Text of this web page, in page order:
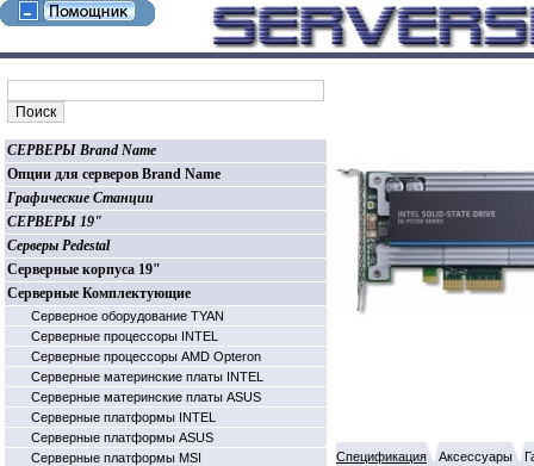
СЕРВЕРЫ Brand Name
Опции для серверов Brand Name
Графические Станции
СЕРВЕРЫ 19"
Серверы Pedestal
Серверные корпуса 19"
Серверные Комплектующие
Серверное оборудование TYAN
Серверные процессоры INTEL
Серверные процессоры AMD Opteron
Серверные материнские платы INTEL
Серверные материнские платы ASUS
Серверные платформы INTEL
Серверные платформы ASUS
Серверные платформы MSI
Спецификация Аксессуары